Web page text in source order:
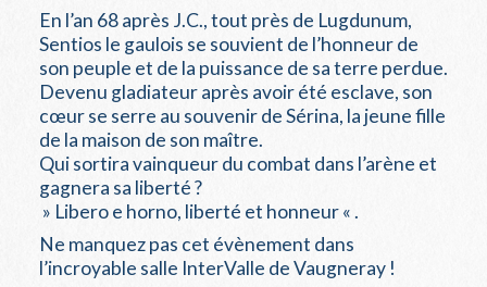
En l’an 68 après J.C., tout près de Lugdunum,
Sentios le gaulois se souvient de l’honneur de
son peuple et de la puissance de sa terre perdue.
Devenu gladiateur après avoir été esclave, son
cœur se serre au souvenir de Sérina, la jeune fille
de la maison de son maître.
Qui sortira vainqueur du combat dans l’arène et
gagnera sa liberté ?
» Libero e horno, liberté et honneur « .
Ne manquez pas cet évènement dans
l’incroyable salle InterValle de Vaugneray !